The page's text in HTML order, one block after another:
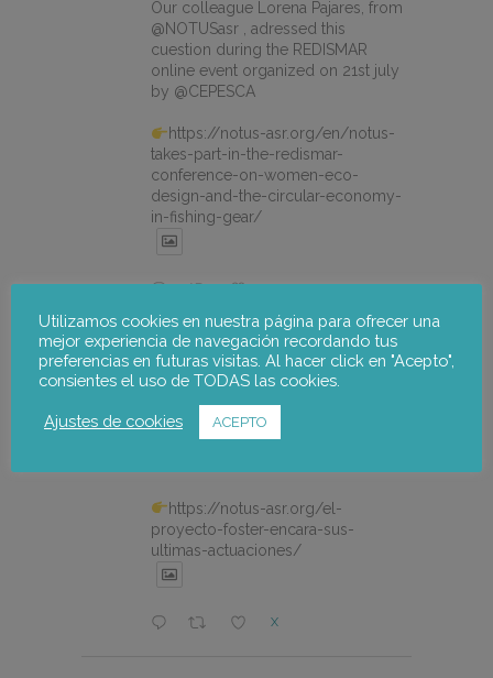
Our colleague Lorena Pajares, from
@NOTUSasr , adressed this
cuestion during the REDISMAR
online event organized on 21st july
by @CEPESCA
https://notus-asr.org/en/notus-
takes-part-in-the-redismar-
conference-on-women-eco-
design-and-the-circular-economy-
in-fishing-gear/
X
notus-asr @notusasr · 22 jul.
El proyecto FOSTER encara sus
últimas actuaciones con la jornada
participativa de validación del Plan
de Adaptación al Cambio Climático
https://notus-asr.org/el-
proyecto-foster-encara-sus-
ultimas-actuaciones/
X
Utilizamos cookies en nuestra página para ofrecer una
mejor experiencia de navegación recordando tus
preferencias en futuras visitas. Al hacer click en "Acepto",
consientes el uso de TODAS las cookies.
Ajustes de cookies ACEPTO